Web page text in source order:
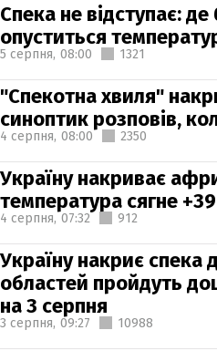
Спека не відступає:
опуститься
5 серпня, 08:00 1321
"Спекотна хвиля"
синоптик розповів,
4 серпня, 08:00 2350
Україну накриває
температура сягне +39
4 серпня, 07:32 912
Україну накриє спека
областей пройдуть
на 3 серпня
3 серпня, 09:27 10988